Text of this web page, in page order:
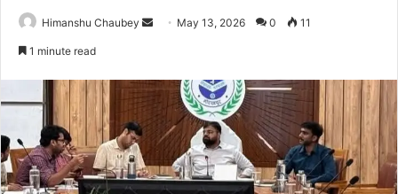
Himanshu Chaubey May 13, 2026 0 11
1 minute read